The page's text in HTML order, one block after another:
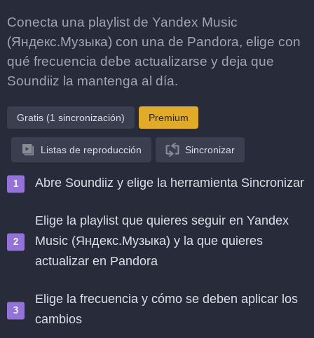
Conecta una playlist de Yandex Music
(Яндекс.Музыка) con una de Pandora, elige con
qué frecuencia debe actualizarse y deja que
Soundiiz la mantenga al día.
Gratis (1 sincronización) Premium
Listas de reproducción Sincronizar
Abre Soundiiz y elige la herramienta Sincronizar
Elige la playlist que quieres seguir en Yandex
Music (Яндекс.Музыка) y la que quieres
actualizar en Pandora
Elige la frecuencia y cómo se deben aplicar los
cambios